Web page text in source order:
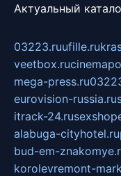
Актуальный
03223.ruufille.ru
veetbox.ru
mega-press.ru
eurovision-russia.ru
itrack-24.ru
alabuga-cityhotel.ru
bud-em-
korolevremont-